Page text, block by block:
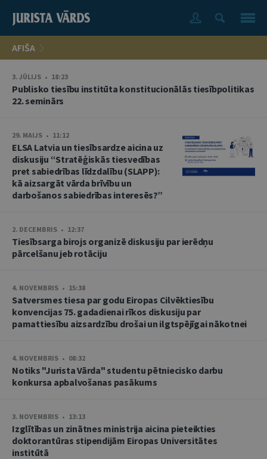
AFIŠA
3. JŪLIJS • 18:23
Publisko tiesību institūta konstitucionālās tiesībpolitikas
22. seminārs
29. MAIJS • 11:12
ELSA Latvia un tiesībsardze aicina uz
diskusiju “Stratēģiskās tiesvedības
pret sabiedrības līdzdalību (SLAPP):
kā aizsargāt vārda brīvību un
darbošanos sabiedrības interesēs?”
2. DECEMBRIS • 12:37
Tiesībsarga birojs organizē diskusiju par ierēdņu
pārcelšanu jeb rotāciju
4. NOVEMBRIS • 15:38
Satversmes tiesa par godu Eiropas Cilvēktiesību
konvencijas 75. gadadienai rīkos diskusiju par
pamattiesību aizsardzību drošai un ilgtspējīgai nākotnei
4. NOVEMBRIS • 08:32
Notiks "Jurista Vārda" studentu pētniecisko darbu
konkursa apbalvošanas pasākums
3. NOVEMBRIS • 13:13
Izglītības un zinātnes ministrija aicina pieteikties
doktorantūras stipendijām Eiropas Universitātes
institūtā